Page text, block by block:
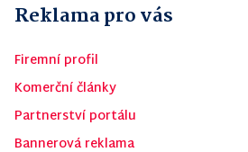
Reklama pro vás
Firemní profil
Komerční články
Partnerství portálu
Bannerová reklama